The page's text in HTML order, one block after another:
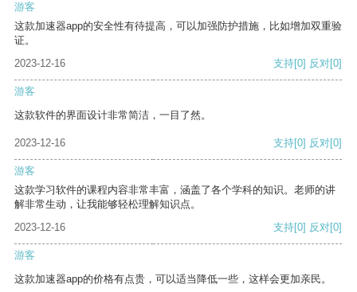
游客
这款加速器app的安全性有待提高，可以加强防护措施，比如增加双重验
证。
2023-12-16
支持[0] 反对[0]
游客
这款软件的界面设计非常简洁，一目了然。
2023-12-16 支持[0] 反对[0]
游客
这款学习软件的课程内容非常丰富，涵盖了各个学科的知识。老师的讲
解非常生动，让我能够轻松理解知识点。
2023-12-16
支持[0] 反对[0]
游客
这款加速器app的价格有点贵，可以适当降低一些，这样会更加亲民。